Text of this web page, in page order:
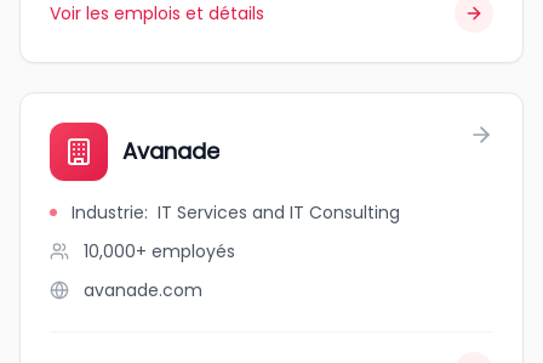
Voir les emplois et détails
Avanade
Industrie: IT Services and IT Consulting
10,000+ employés
avanade.com